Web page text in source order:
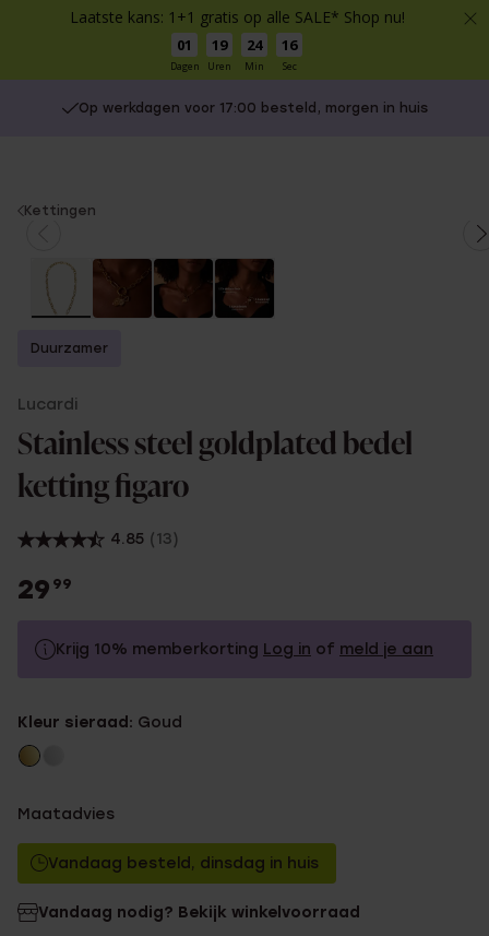
Laatste kans: 1+1 gratis op alle SALE* Shop nu!
01
Dagen
19
Uren
24
Min
16
Sec
Op werkdagen voor 17:00 besteld, morgen in huis
You
here:
Kettingen
Duurzamer
Lucardi
Stainless steel goldplated bedel
ketting figaro
4.85 (13)
29 99
Krijg 10% memberkorting Log in of meld je aan
Zonder memberkorting
Kleur sieraad: Goud
Maatadvies
Vandaag besteld, dinsdag in huis
Vandaag nodig? Bekijk winkelvoorraad